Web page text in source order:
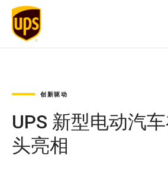
创新驱动
UPS 新型电动汽
头亮相